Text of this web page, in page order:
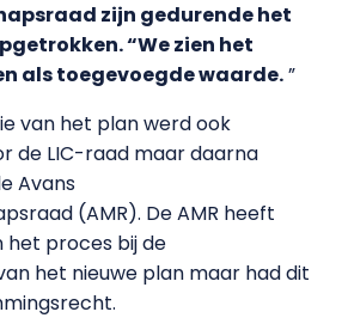
zijn gedurende het
“We zien het
als toegevoegde waarde.”
van het plan werd ook
de LIC-raad maar daarna
Avans
(AMR). De AMR heeft
het proces bij de
het nieuwe plan maar had dit